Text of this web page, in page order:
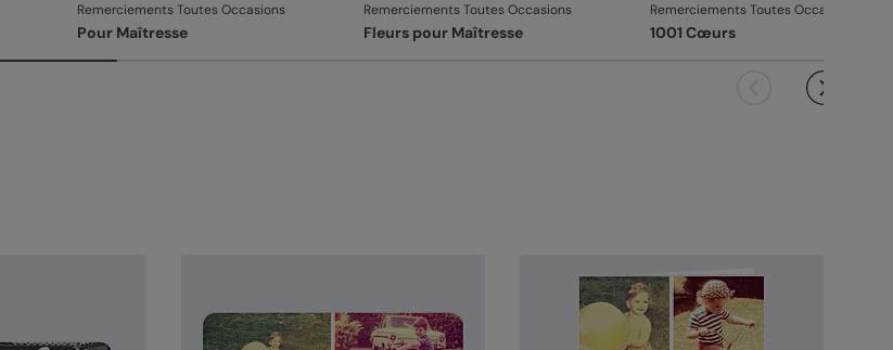
Remerciements Toutes Occasions
Pour Maîtresse
Remerciements Toutes Occasions
Fleurs pour Maîtresse
Remerciements Toutes Occasions
1001 Cœurs